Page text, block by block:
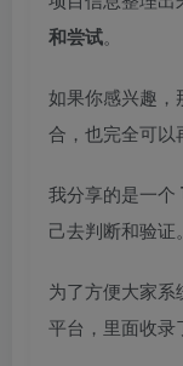
和尝试。
如果你感兴趣，
合，也完全可以
我分享的是一个
己去判断和验证。
为了方便大家系
平台，里面收录